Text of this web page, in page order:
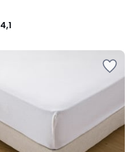
4,1